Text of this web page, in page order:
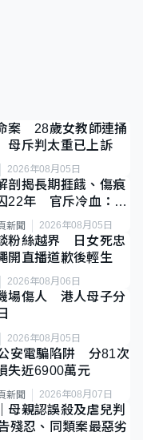
案 28歲女教師連捅
斥判太重已上訴
2026年08月05日
剖揭長期捱餓、傷痕
22年 官斥冷血：同
新聞 2026年08月05日
粉絲越界 日女死忠
直播道歉後輕生
2026年08月06日
場傷人 港人母子分
2026年08月05日
安電騙陷阱 分81次
失近6900萬元
新聞 2026年08月07日
母親認誤殺及虐兒判
殘忍、同類案最惡劣